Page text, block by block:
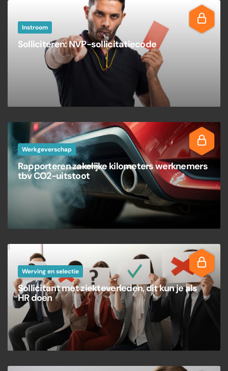
Instroom
Solliciteren: NVP-sollicitatiecode
Werkgeverschap
Rapporteren zakelijke kilometers werknemers
tbv CO2-uitstoot
Werving en selectie
Sollicitant met ziekteverleden, dit kun je als
HR doen